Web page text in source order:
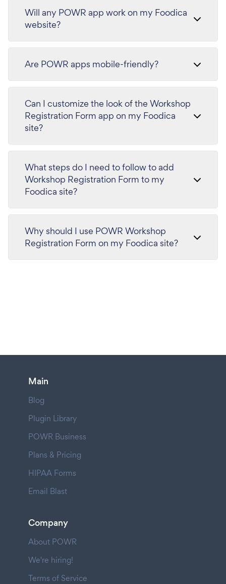
Will any POWR app work on my Foodica
website?
Are POWR apps mobile-friendly?
Can I customize the look of the Workshop
Registration Form app on my Foodica
site?
What steps do I need to follow to add
Workshop Registration Form to my
Foodica site?
Why should I use POWR Workshop
Registration Form on my Foodica site?
Main
Blog
Plugin Library
POWR Business
Plans & Pricing
HIPAA Forms
Email Blast
Company
About POWR
We're hiring!
Terms of Service